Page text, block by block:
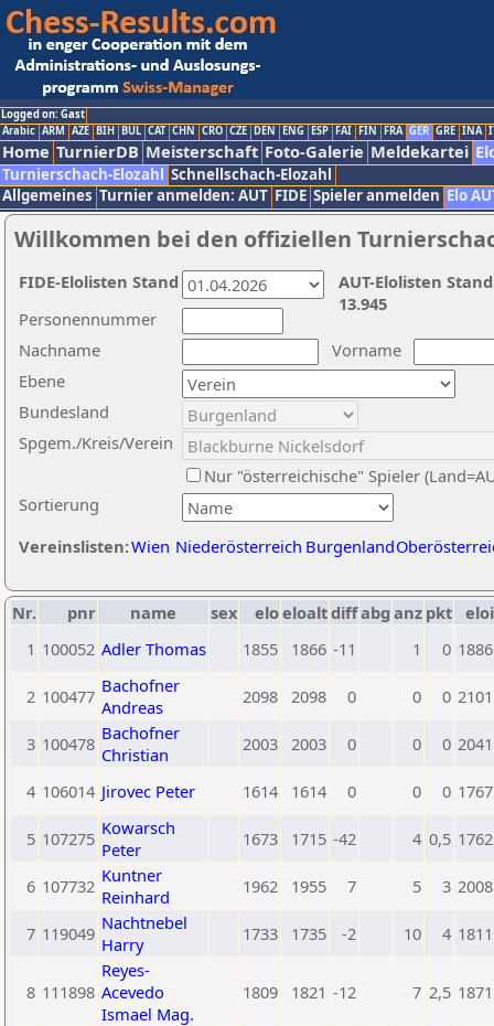
Logged on: Gast
Arabic ARM AZE BIH BUL CAT CHN CRO CZE DEN ENG ESP FAI FIN FRA GER GRE INA
Home TurnierDB Meisterschaft Foto-Galerie Meldekartei
Turnierschach-Elozahl Schnellschach-Elozahl
Allgemeines Turnier anmelden: AUT FIDE Spieler anmelden Elo
Willkommen bei den offiziellen
Nachname
Vorname
Ebene
Sortierung
Personennummer
Bundesland
Spgem./Kreis/Verein
Nur "österreichische" Spieler
Vereinslisten:Wien Niederösterreich Burgenland
AUT-Elolisten
13.945
FIDE-Elolisten Stand
Nr. pnr name sex eloeloaltdiffabg anz pkt eloi
1 100052 Adler Thomas 1855 1866 -11 1 0 1886
2 100477 Bachofner
Andreas
2098 2098 0 0 0 2101
3 100478 Bachofner
Christian
2003 2003 0 0 0 2041
4 106014 Jirovec Peter 1614 1614 0 0 0 1767
5 107275 Kowarsch
Peter
1673 1715 -42 4 0,5 1762
6 107732 Kuntner
Reinhard
1962 1955 7 5 3 2008
7 119049 Nachtnebel
Harry
1733 1735 -2 10 4 1811
8 111898
Reyes-
Acevedo
Ismael Mag.
1809 1821 -12 7 2,5 1871